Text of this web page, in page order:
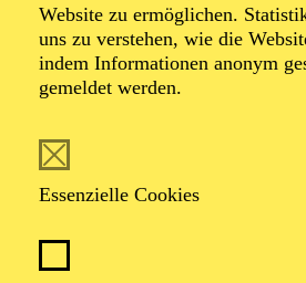
Website zu ermöglichen.
uns zu verstehen, wie die
indem Informationen anonym
gemeldet werden.
Essenzielle Cookies
Westen)
Oper in drei Akten von